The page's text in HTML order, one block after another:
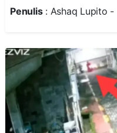
Penulis: Ashaq Lupito -